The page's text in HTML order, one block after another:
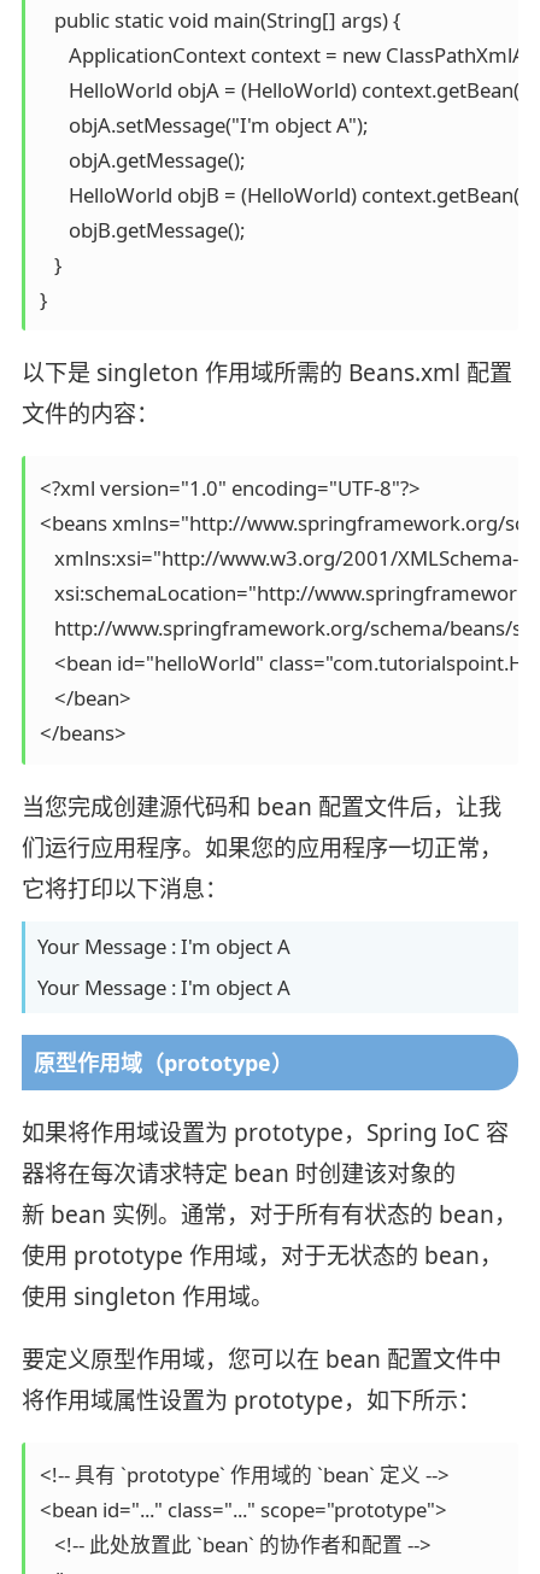
   public static void main(String[] args) {
ApplicationContext context = new
HelloWorld objA = (HelloWorld)
      objA.setMessage("I'm object A");
      objA.getMessage();
HelloWorld objB = (HelloWorld)
      objB.getMessage();
   }
}
以下是 singleton 作用域所需的 Beans.xml 配置
文件的内容：
<?xml version="1.0" encoding="UTF-8"?>
<beans xmlns="http://www.springframework.org/
xmlns:xsi="http://www.w3.org/2001/XMLSchema-
xsi:schemaLocation="http://
http://www.springframework.org/schema/beans/
<bean id="helloWorld"
   </bean>
</beans>
当您完成创建源代码和 bean 配置文件后，让我
们运行应用程序。如果您的应用程序一切正常，
它将打印以下消息：
Your Message : I'm object A
Your Message : I'm object A
原型作用域（prototype）
如果将作用域设置为 prototype，Spring IoC 容
器将在每次请求特定 bean 时创建该对象的
新 bean 实例。通常，对于所有有状态的 bean，
使用 prototype 作用域，对于无状态的 bean，
使用 singleton 作用域。
要定义原型作用域，您可以在 bean 配置文件中
将作用域属性设置为 prototype，如下所示：
<!-- 具有 `prototype` 作用域的 `bean` 定义 -->
<bean id="..." class="..." scope="prototype">
   <!-- 此处放置此 `bean` 的协作者和配置 -->